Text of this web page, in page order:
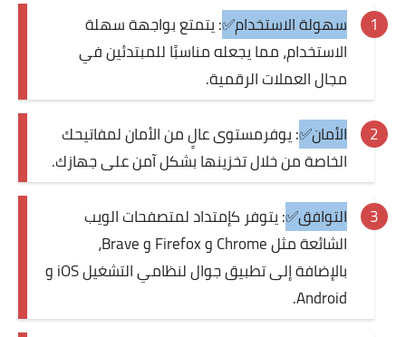
سهولة الاستخدام✅: يتمتع بواجهة سهلة
الاستخدام، مما يجعله مناسبًا للمبتدئين في
مجال العملات الرقمية.
الأمان✅: يوفرمستوى عالٍ من الأمان لمفاتيحك
الخاصة من خلال تخزينها بشكل آمن على جهازك.
التوافق✅: يتوفر كإمتداد لمتصفحات الويب
الشائعة مثل Chrome و Firefox و Brave،
بالإضافة إلى تطبيق جوال لنظامي التشغيل iOS و
Android.